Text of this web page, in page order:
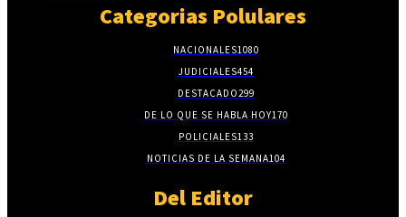
Categorias Polulares
NACIONALES1080
JUDICIALES454
DESTACADO299
DE LO QUE SE HABLA HOY170
POLICIALES133
NOTICIAS DE LA SEMANA104
Del Editor